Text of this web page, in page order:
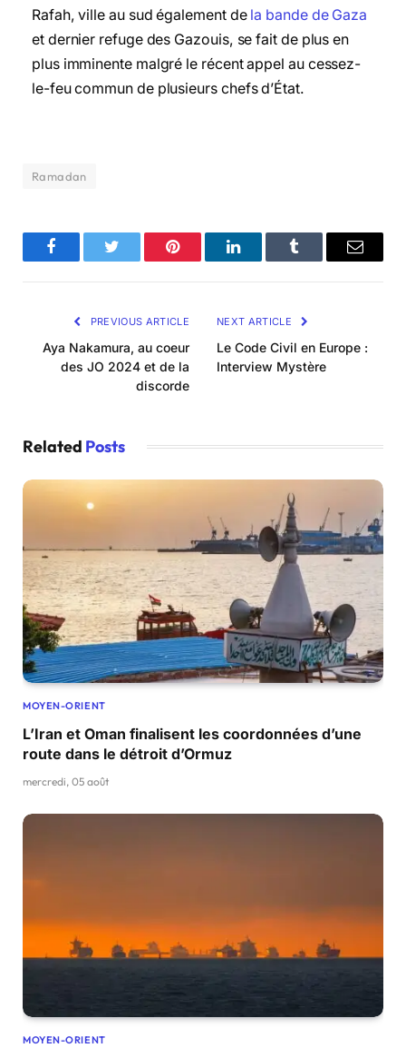
Rafah, ville au sud également de la bande de Gaza
et dernier refuge des Gazouis, se fait de plus en
plus imminente malgré le récent appel au cessez-
le-feu commun de plusieurs chefs d’État.
Ramadan
FacebookTwitter Pinterest LinkedInTumblr Email
PREVIOUS ARTICLE
Aya Nakamura, au coeur
des JO 2024 et de la
discorde
NEXT ARTICLE
Le Code Civil en Europe :
Interview Mystère
Related Posts
MOYEN-ORIENT
L’Iran et Oman finalisent les coordonnées d’une
route dans le détroit d’Ormuz
mercredi, 05 août
MOYEN-ORIENT